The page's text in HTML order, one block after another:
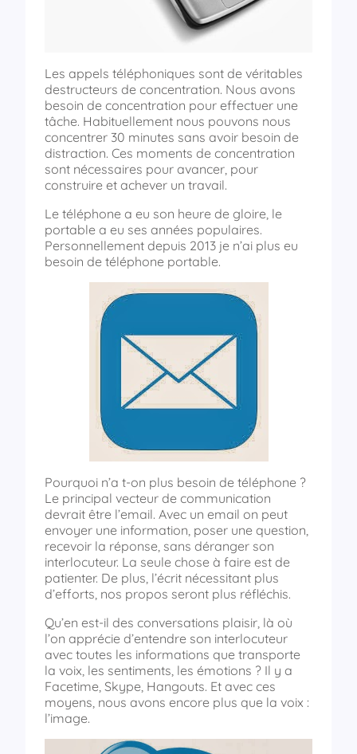
Les appels téléphoniques sont de véritables
destructeurs de concentration. Nous avons
besoin de concentration pour effectuer une
tâche. Habituellement nous pouvons nous
concentrer 30 minutes sans avoir besoin de
distraction. Ces moments de concentration
sont nécessaires pour avancer, pour
construire et achever un travail.
Le téléphone a eu son heure de gloire, le
portable a eu ses années populaires.
Personnellement depuis 2013 je n’ai plus eu
besoin de téléphone portable.
Pourquoi n’a t-on plus besoin de téléphone ?
Le principal vecteur de communication
devrait être l’email. Avec un email on peut
envoyer une information, poser une question,
recevoir la réponse, sans déranger son
interlocuteur. La seule chose à faire est de
patienter. De plus, l’écrit nécessitant plus
d’efforts, nos propos seront plus réfléchis.
Qu’en est-il des conversations plaisir, là où
l’on apprécie d’entendre son interlocuteur
avec toutes les informations que transporte
la voix, les sentiments, les émotions ? Il y a
Facetime, Skype, Hangouts. Et avec ces
moyens, nous avons encore plus que la voix :
l’image.